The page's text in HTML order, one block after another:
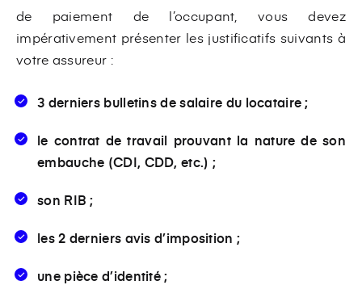
de paiement de l’occupant, vous devez
impérativement présenter les justificatifs suivants à
votre assureur :
3 derniers bulletins de salaire du locataire ;
le contrat de travail prouvant la nature de son
embauche (CDI, CDD, etc.) ;
son RIB ;
les 2 derniers avis d’imposition ;
une pièce d’identité ;